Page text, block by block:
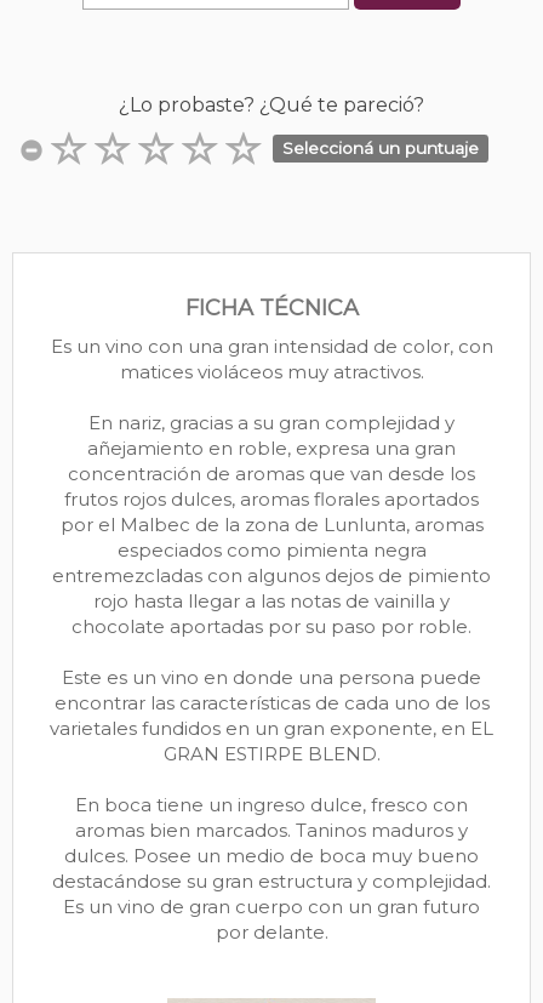
¿Lo probaste? ¿Qué te pareció?
Seleccioná un puntuaje
FICHA TÉCNICA
Es un vino con una gran intensidad de color, con
matices violáceos muy atractivos.
En nariz, gracias a su gran complejidad y
añejamiento en roble, expresa una gran
concentración de aromas que van desde los
frutos rojos dulces, aromas florales aportados
por el Malbec de la zona de Lunlunta, aromas
especiados como pimienta negra
entremezcladas con algunos dejos de pimiento
rojo hasta llegar a las notas de vainilla y
chocolate aportadas por su paso por roble.
Este es un vino en donde una persona puede
encontrar las características de cada uno de los
varietales fundidos en un gran exponente, en EL
GRAN ESTIRPE BLEND.
En boca tiene un ingreso dulce, fresco con
aromas bien marcados. Taninos maduros y
dulces. Posee un medio de boca muy bueno
destacándose su gran estructura y complejidad.
Es un vino de gran cuerpo con un gran futuro
por delante.